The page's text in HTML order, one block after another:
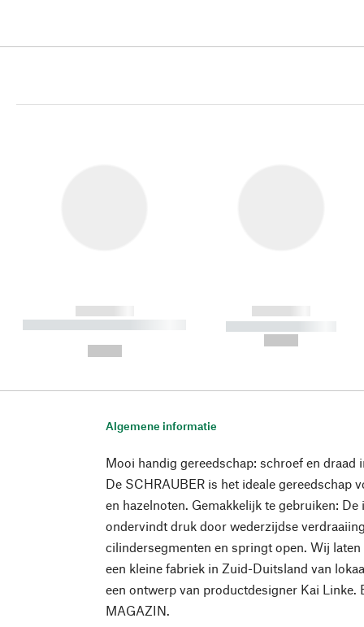
------------
----------- ----------- ----------
------------
----------- -----------
Algemene informatie
Mooi handig gereedschap: schroef en draad
De SCHRAUBER is het ideale gereedschap
en hazelnoten. Gemakkelijk te gebruiken:
ondervindt druk door wederzijdse
cilindersegmenten en springt open. Wij
een kleine fabriek in Zuid-Duitsland van
een ontwerp van productdesigner Kai Linke.
MAGAZIN.